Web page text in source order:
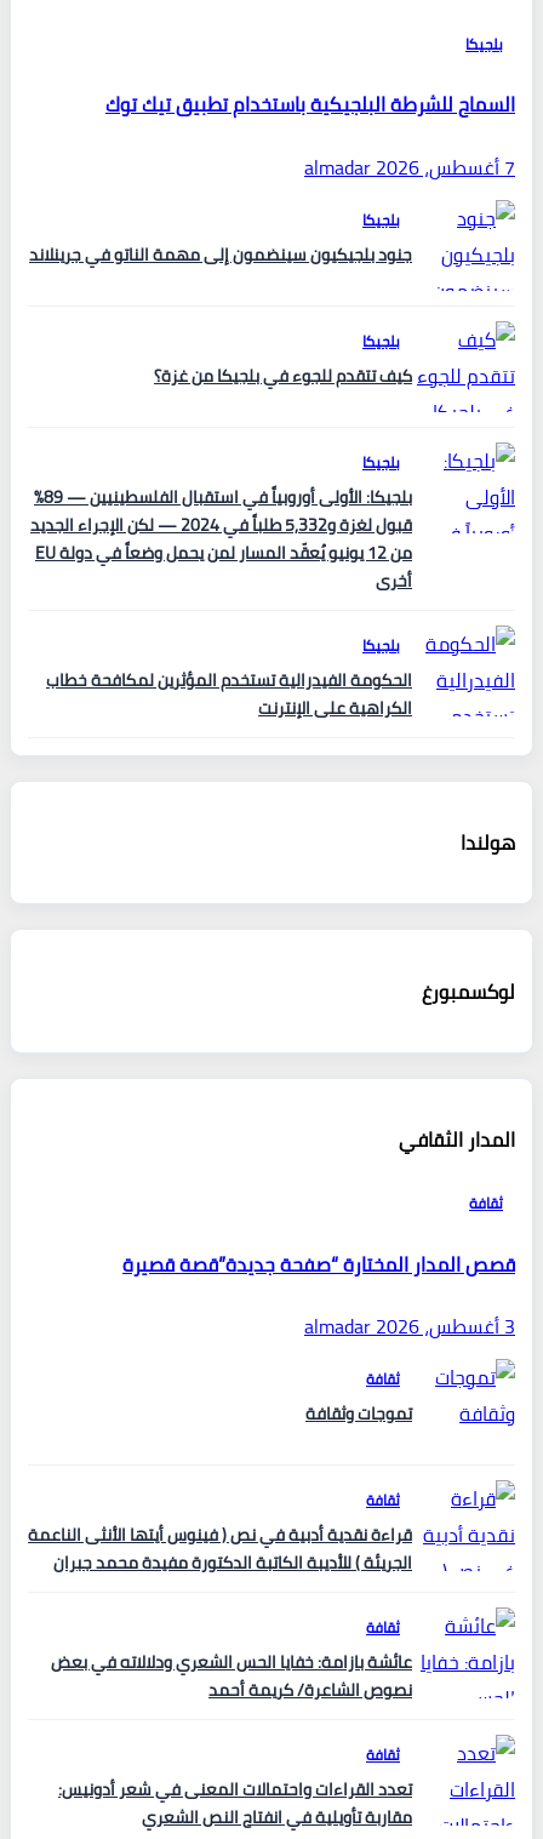
بلجيكا
السماح للشرطة البلجيكية باستخدام تطبيق تيك توك
7 أغسطس، 2026
almadar
بلجيكا
جنود بلجيكيون سينضمون إلى مهمة الناتو في جرينلاند
بلجيكا
كيف تتقدم للجوء في بلجيكا من غزة؟
بلجيكا
بلجيكا: الأولى أوروبياً في استقبال الفلسطينيين — 89%
قبول لغزة و5,332 طلباً في 2024 — لكن الإجراء الجديد
من 12 يونيو يُعقّد المسار لمن يحمل وضعاً في دولة EU
أخرى
بلجيكا
الحكومة الفيدرالية تستخدم المؤثرين لمكافحة خطاب
الكراهية على الإنترنت
هولندا
لوكسمبورغ
المدار الثقافي
ثقافة
قصص المدار المختارة “صفحة جديدة”قصة قصيرة
3 أغسطس، 2026
almadar
ثقافة
تموجات وثقافة
ثقافة
قراءة نقدية أدبية في نص ( فينوس أيتها الأنثى الناعمة
الجريئة ) للأديبة الكاتبة الدكتورة مفيدة محمد جبران
ثقافة
عائشة بازامة: خفايا الحس الشعري ودلالاته في بعض
نصوص الشاعرة/ كريمة أحمد
ثقافة
تعدد القراءات واحتمالات المعنى في شعر أدونيس:
مقاربة تأويلية في انفتاح النص الشعري